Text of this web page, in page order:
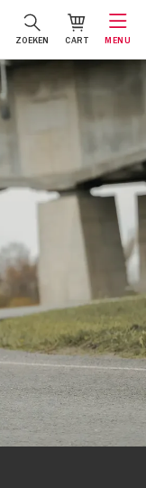
ZOEKEN CART MENU